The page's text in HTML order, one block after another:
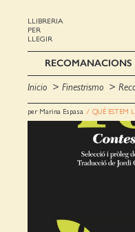
LLIBRERIA
PER
LLEGIR
RECOMANACIONS
Inicio Finestrismo
per Marina Espasa / QUÈ ESTEM